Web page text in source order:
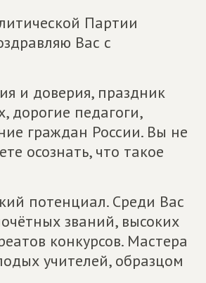
Партии
Вас с
и доверия, праздник
дорогие педагоги,
граждан России. Вы не
осознать, что такое
потенциал. Среди Вас
званий, высоких
конкурсов. Мастера
учителей, образцом